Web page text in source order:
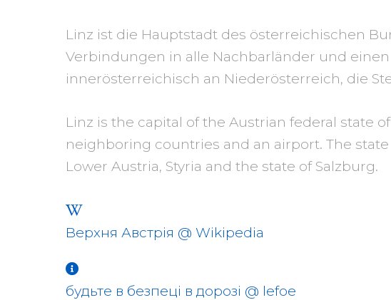
Linz ist die Hauptstadt des österreichischen
Verbindungen in alle Nachbarländer und
innerösterreichisch an Niederösterreich, die
Linz is the capital of the Austrian federal state
neighboring countries and an airport. The
Lower Austria, Styria and the state of Salzburg.
Верхня Австрія @ Wikipedia
будьте в безпеці в дорозі @ lefoe